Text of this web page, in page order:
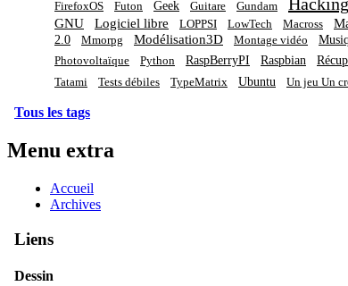
FirefoxOS
Futon Geek Guitare Gundam Hacking
GNU
Logiciel libre LOPPSI LowTech Macross
2.0
Mmorpg Modélisation3D Montage vidéo
Photovoltaïque
Python RaspBerryPI Raspbian Récup
Tatami
Tests débiles TypeMatrix Ubuntu Un jeu Un
Tous les tags
Menu extra
Accueil
Archives
Liens
Dessin